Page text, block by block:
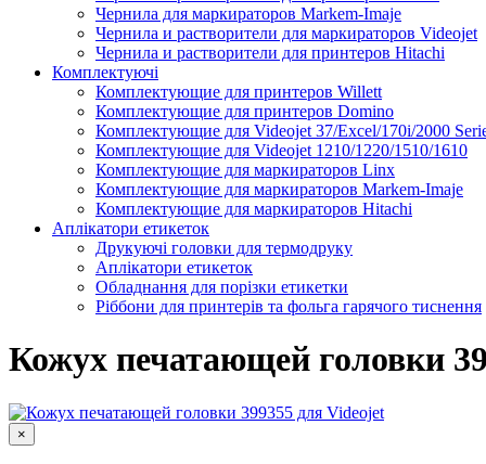
Каплеструйный принтер CodPad S200 Plus для
Чернила для маркираторов Markem-Imaje
Чернила и растворители для маркираторов Videojet
Чернила и растворители для принтеров Hitachi
Комплектуючі
Комплектующие для принтеров Willett
Комплектующие для принтеров Domino
Комплектующие для Videojet 37/Excel/170i/2000
Комплектующие для Videojet 1210/1220/1510/1610
Комплектующие для маркираторов Linx
Комплектующие для маркираторов Markem-Imaje
Комплектующие для маркираторов Hitachi
Аплікатори етикеток
Друкуючі головки для термодруку
Аплікатори етикеток
Обладнання для порізки етикетки
Ріббони для принтерів та фольга гарячого тиснення
Кожух печатающей головки
×